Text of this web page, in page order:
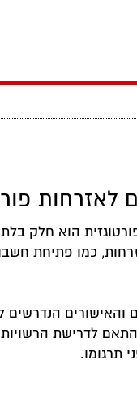
הוא חלק
כמו פתיחת
והאישורים
לדרישת
תרגומו.